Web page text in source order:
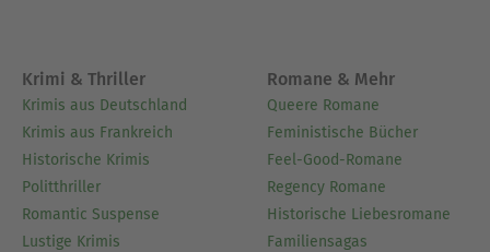
Krimi & Thriller
Krimis aus Deutschland
Krimis aus Frankreich
Historische Krimis
Politthriller
Romantic Suspense
Lustige Krimis
Romane & Mehr
Queere Romane
Feministische Bücher
Feel-Good-Romane
Regency Romane
Historische Liebesromane
Familiensagas